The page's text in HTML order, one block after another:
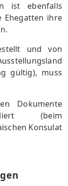
ist ebenfalls
Ehegatten ihre
und von
gültig), muss
Dokumente
(beim
Konsulat